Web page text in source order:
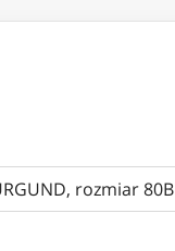
rozmiar 80B